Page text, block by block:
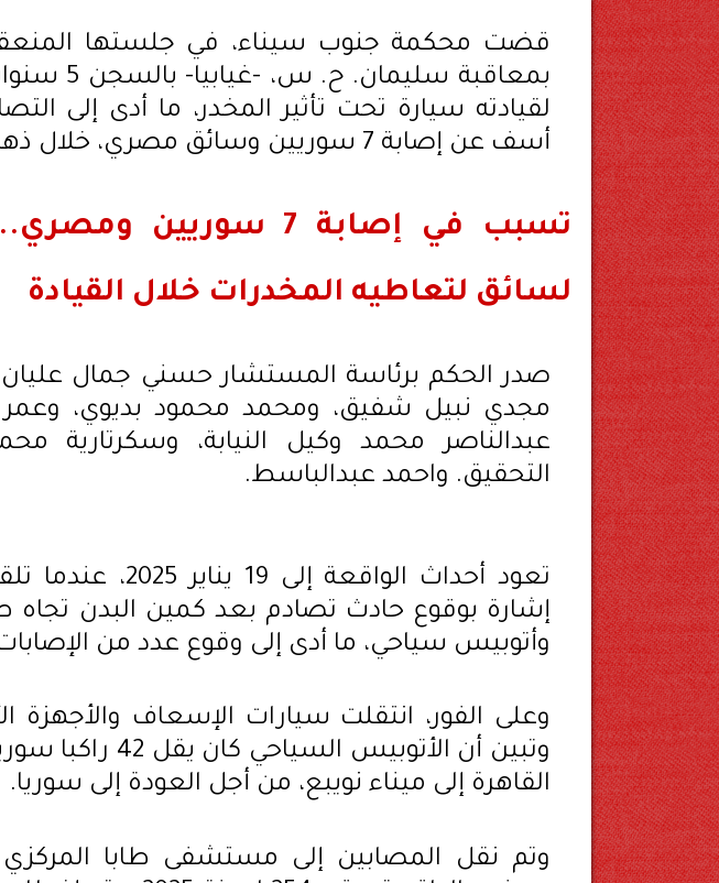
قضت محكمة جنوب سيناء، في جلستها
لقيادته سيارة تحت تأثير المخدر، ما أدى إلى
أسف عن إصابة 7 سوريين وسائق مصري، خلال ذهابهم إلى ميناء نويبع.
لسائق لتعاطيه المخدرات خلال القيادة
صدر الحكم برئاسة المستشار حسني جمال
مجدي نبيل شفيق، ومحمد محمود بديوي،
عبدالناصر محمد وكيل النيابة، وسكرتارية
التحقيق. واحمد عبدالباسط.
تعود أحداث الواقعة
إشارة بوقوع حادث تصادم بعد كمين البدن تجاه
وأتوبيس سياحي، ما أدى إلى وقوع عدد من
وعلى الفور، انتقلت سيارات الإسعاف والأجهزة
وتبين أن الأتوبيس
القاهرة إلى ميناء نويبع، من أجل العودة إلى سوريا.
وتم نقل المصابين إلى مستشفى طابا